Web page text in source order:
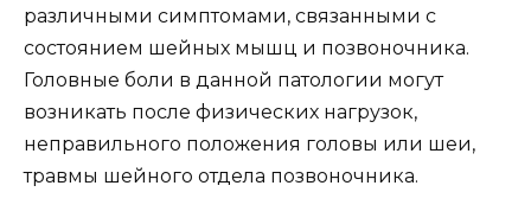
различными симптомами, связанными с
состоянием шейных мышц и позвоночника.
Головные боли в данной патологии могут
возникать после физических нагрузок,
неправильного положения головы или шеи,
травмы шейного отдела позвоночника.